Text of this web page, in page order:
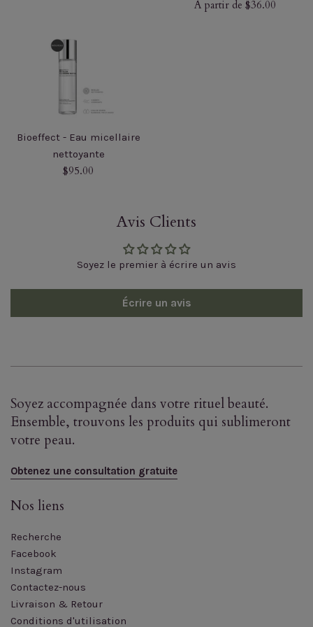
À partir de $36.00
Bioeffect - Eau micellaire
nettoyante
Prix
$95.00
Avis Clients
Soyez le premier à écrire un avis
Écrire un avis
Soyez accompagnée dans votre rituel beauté.
Ensemble, trouvons les produits qui sublimeront
votre peau.
Obtenez une consultation gratuite
Nos liens
Recherche
Facebook
Instagram
Contactez-nous
Livraison & Retour
Conditions d'utilisation